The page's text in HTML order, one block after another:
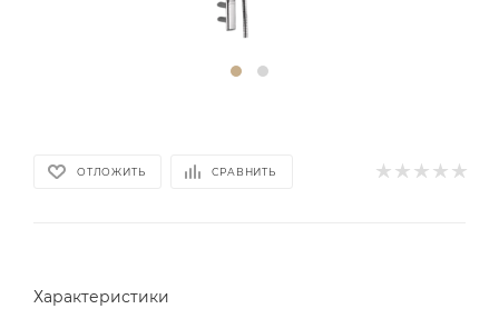
ОТЛОЖИТЬ СРАВНИТЬ
Характеристики